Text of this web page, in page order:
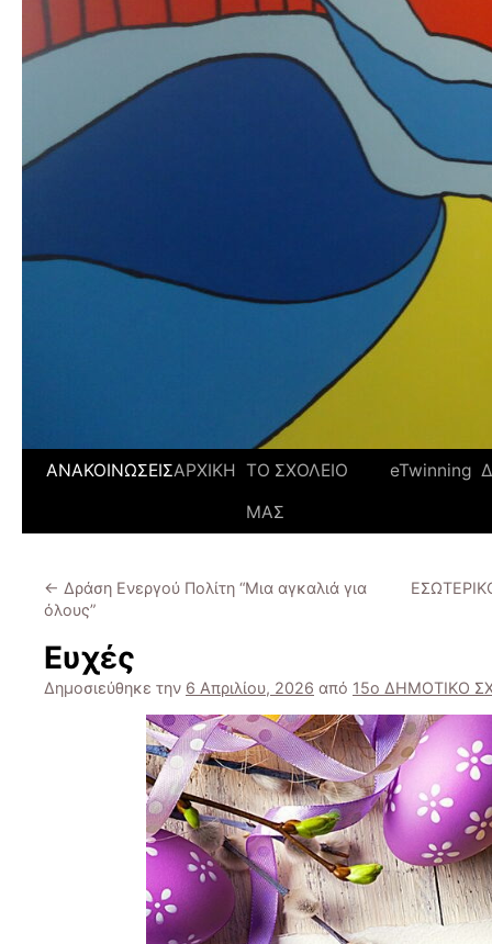
ΑΝΑΚΟΙΝΩΣΕΙΣΑΡΧΙΚΗ ΤΟ ΣΧΟΛΕΙΟ
ΜΑΣ
eTwinning
← Δράση Ενεργού Πολίτη “Μια αγκαλιά για
όλους”
Ευχές
Δημοσιεύθηκε την 6 Απριλίου, 2026 από 15ο ΔΗΜΟΤΙΚΟ